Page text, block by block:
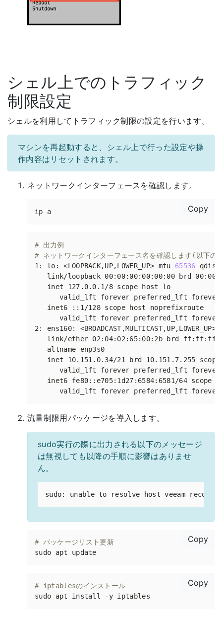
シェル上でのトラフィック
制限設定
シェルを利用してトラフィック制限の設定を行います。
マシンを再起動すると、シェル上で行った設定や操
作内容はリセットされます。
ネットワークインターフェースを確認します。
Copy
# 出力例
# ネットワークインターフェース名を確認します(以下の
1: lo: <LOOPBACK,UP,LOWER_UP> mtu 65536 qdisc
2: ens160:
流量制限用パッケージを導入します。
sudo実行の際に出力される以下のメッセージ
は無視しても以降の手順に影響はありませ
ん。
Copy
# パッケージリスト更新
Copy
# iptablesのインストール